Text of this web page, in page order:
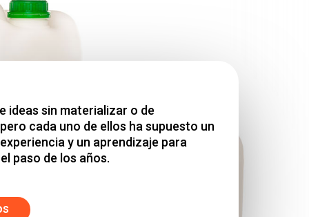
ideas sin materializar o de
cada uno de ellos ha supuesto un
y un aprendizaje para
paso de los años.